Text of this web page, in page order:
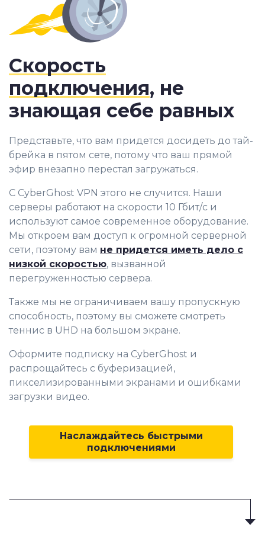
Скорость
подключения, не
знающая себе равных
Представьте, что вам придется досидеть до тай-
брейка в пятом сете, потому что ваш прямой
эфир внезапно перестал загружаться.
С CyberGhost VPN этого не случится. Наши
серверы работают на скорости 10 Гбит/с и
используют самое современное оборудование.
Мы откроем вам доступ к огромной серверной
сети, поэтому вам не придется иметь дело с
низкой скоростью, вызванной
перегруженностью сервера.
Также мы не ограничиваем вашу пропускную
способность, поэтому вы сможете смотреть
теннис в UHD на большом экране.
Оформите подписку на CyberGhost и
распрощайтесь с буферизацией,
пикселизированными экранами и ошибками
загрузки видео.
Наслаждайтесь быстрыми
подключениями